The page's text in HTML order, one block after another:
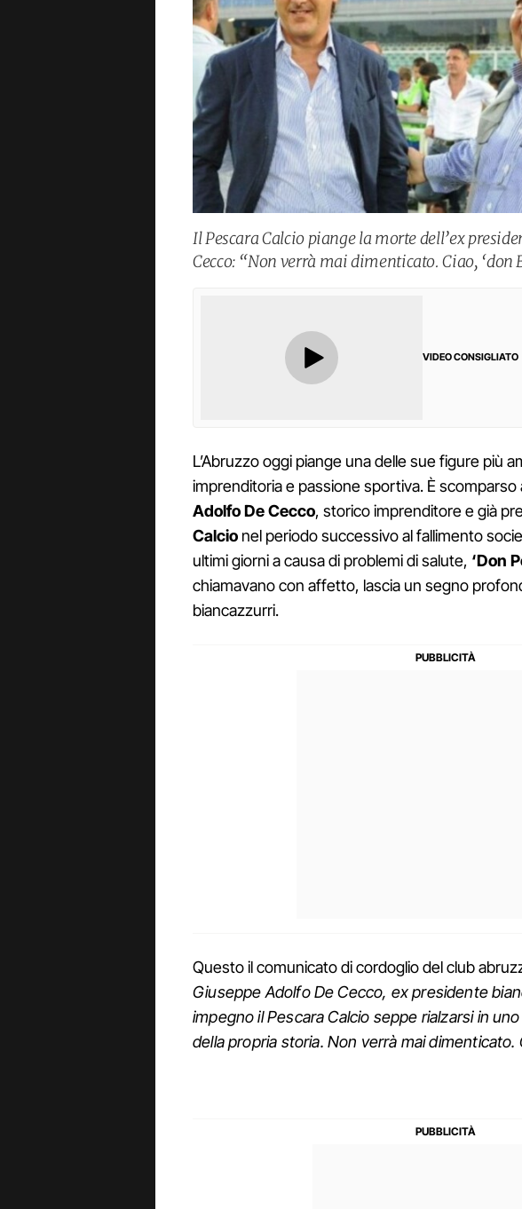
Il Pescara Calcio piange la morte dell’ex
Cecco: “Non verrà mai dimenticato. Ciao, ‘don
VIDEO CONSIGLIATO
L’Abruzzo oggi piange una delle sue figure più
imprenditoria e passione sportiva. È scomparso
Adolfo De Cecco, storico imprenditore e già
Calcio nel periodo successivo al fallimento
ultimi giorni a causa di problemi di salute, ‘Don
chiamavano con affetto, lascia un segno
biancazzurri.
Questo il comunicato di cordoglio del club
Giuseppe Adolfo De Cecco, ex presidente
impegno il Pescara Calcio seppe rialzarsi in
della propria storia. Non verrà mai dimenticato.